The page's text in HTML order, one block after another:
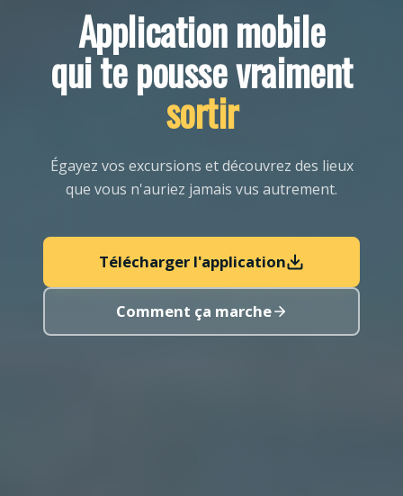
Application mobile
qui te pousse vraiment
sortir
Égayez vos excursions et découvrez des lieux
que vous n'auriez jamais vus autrement.
Télécharger l'application
Comment ça marche